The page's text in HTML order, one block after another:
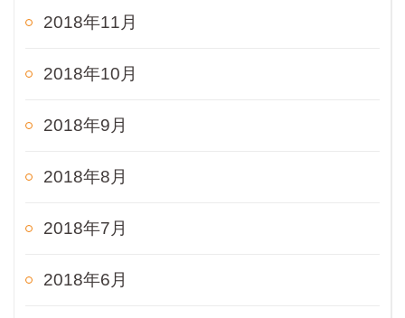
2018年11月
2018年10月
2018年9月
2018年8月
2018年7月
2018年6月